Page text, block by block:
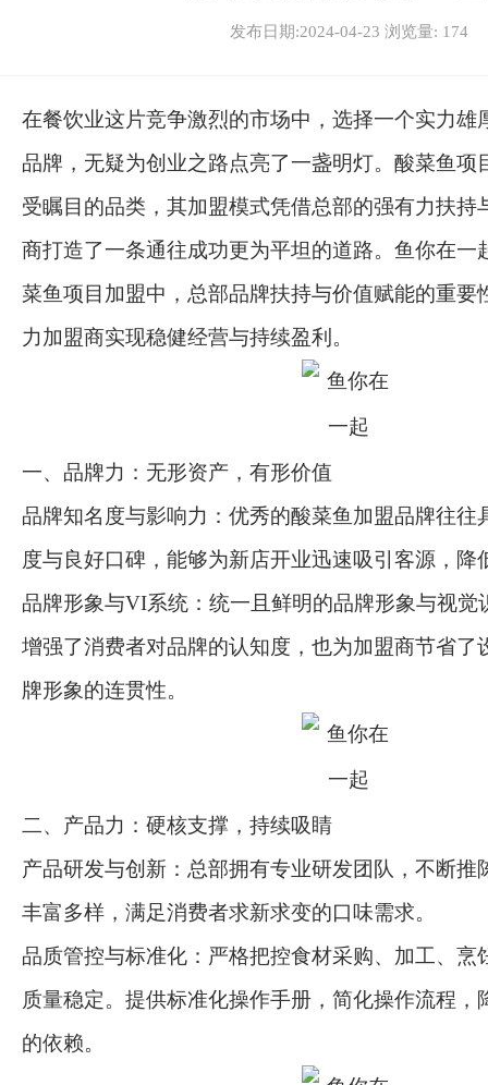
发布日期:2024-04-23 浏览量: 174
在餐饮业这片竞争激烈的市场中，选择一个实力雄
品牌，无疑为创业之路点亮了一盏明灯。酸菜鱼项
受瞩目的品类，其加盟模式凭借总部的强有力扶持
商打造了一条通往成功更为平坦的道路。鱼你在一
菜鱼项目加盟中，总部品牌扶持与价值赋能的重要
力加盟商实现稳健经营与持续盈利。
一、品牌力：无形资产，有形价值
品牌知名度与影响力：优秀的酸菜鱼加盟品牌往往
度与良好口碑，能够为新店开业迅速吸引客源，降
品牌形象与VI系统：统一且鲜明的品牌形象与视觉
增强了消费者对品牌的认知度，也为加盟商节省了
牌形象的连贯性。
二、产品力：硬核支撑，持续吸睛
产品研发与创新：总部拥有专业研发团队，不断推
丰富多样，满足消费者求新求变的口味需求。
品质管控与标准化：严格把控食材采购、加工、烹
质量稳定。提供标准化操作手册，简化操作流程，
的依赖。